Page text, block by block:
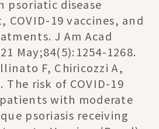
psoriatic disease
COVID-19 vaccines, and
J Am Acad
May;84(5):1254-1268.
F, Chiricozzi A,
The risk of COVID-19
with moderate
psoriasis receiving